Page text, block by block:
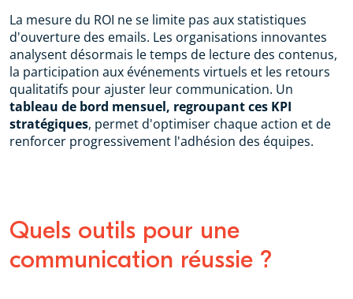
La mesure du ROI ne se limite pas aux statistiques
d'ouverture des emails. Les organisations innovantes
analysent désormais le temps de lecture des contenus,
la participation aux événements virtuels et les retours
qualitatifs pour ajuster leur communication. Un
tableau de bord mensuel, regroupant ces KPI
stratégiques, permet d'optimiser chaque action et de
renforcer progressivement l'adhésion des équipes.
Quels outils pour une
communication réussie ?